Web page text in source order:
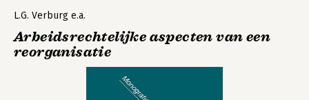
L.G. Verburg e.a.
Arbeidsrechtelijke aspecten van een
reorganisatie